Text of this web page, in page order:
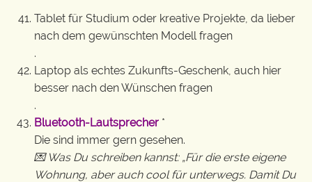
Tablet für Studium oder kreative Projekte, da lieber
nach dem gewünschten Modell fragen
.
Laptop als echtes Zukunfts-Geschenk, auch hier
besser nach den Wünschen fragen
.
Bluetooth-Lautsprecher *
Die sind immer gern gesehen.
💌 Was Du schreiben kannst: „Für die erste eigene
Wohnung, aber auch cool für unterwegs. Damit Du